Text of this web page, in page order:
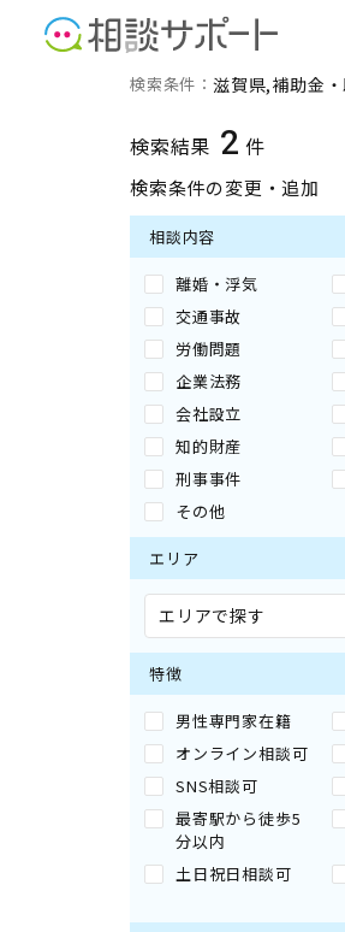
滋賀県の補助
検索条件： 滋賀県 補助金
検索結果 2 件
検索条件の変更・追加
相談内容
離婚・浮気
交通事故
労働問題
企業法務
会社設立
知的財産
刑事事件
その他
エリア
エリアで探す
特徴
男性専門家在籍
オンライン相談可
SNS相談可
最寄駅から徒歩5
分以内
土日祝日相談可